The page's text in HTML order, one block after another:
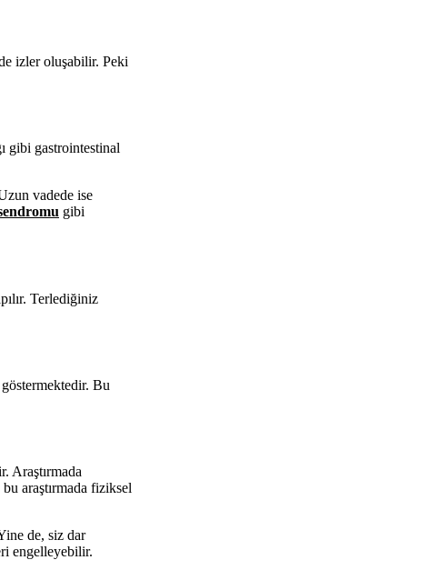
izler oluşabilir. Peki
gibi gastrointestinal
vadede ise
gibi
Terlediğiniz
Bu
Araştırmada
araştırmada fiziksel
de, siz dar
engelleyebilir.